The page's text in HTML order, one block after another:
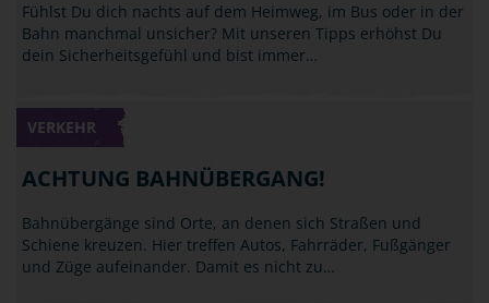
Fühlst Du dich nachts auf dem Heimweg, im Bus oder in der
Bahn manchmal unsicher? Mit unseren Tipps erhöhst Du
dein Sicherheitsgefühl und bist immer…
VERKEHR
ACHTUNG BAHNÜBERGANG!
Bahnübergänge sind Orte, an denen sich Straßen und
Schiene kreuzen. Hier treffen Autos, Fahrräder, Fußgänger
und Züge aufeinander. Damit es nicht zu…